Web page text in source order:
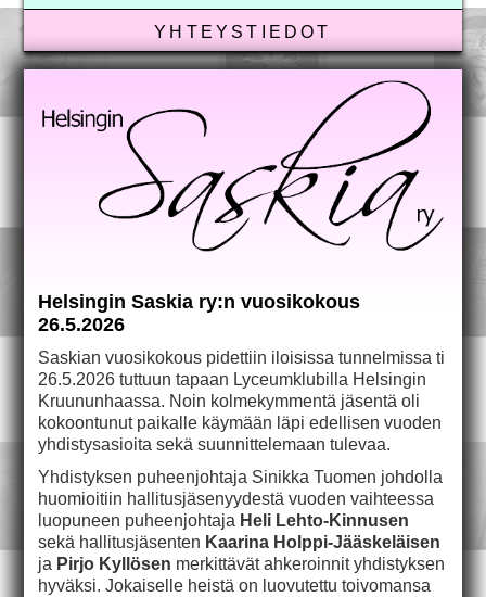
YHTEYSTIEDOT
Helsingin Saskia ry:n vuosikokous
26.5.2026
Saskian vuosikokous pidettiin iloisissa tunnelmissa ti
26.5.2026 tuttuun tapaan Lyceumklubilla Helsingin
Kruununhaassa. Noin kolmekymmentä jäsentä oli
kokoontunut paikalle käymään läpi edellisen vuoden
yhdistysasioita sekä suunnittelemaan tulevaa.
Yhdistyksen puheenjohtaja Sinikka Tuomen johdolla
huomioitiin hallitusjäsenyydestä vuoden vaihteessa
luopuneen puheenjohtaja Heli Lehto-Kinnusen
sekä hallitusjäsenten Kaarina Holppi-Jääskeläisen
ja Pirjo Kyllösen merkittävät ahkeroinnit yhdistyksen
hyväksi. Jokaiselle heistä on luovutettu toivomansa